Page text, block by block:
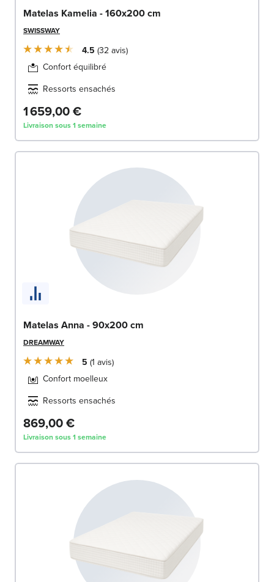
Matelas Kamelia - 160x200 cm
SWISSWAY
4.5 32avis
Confort équilibré
Ressorts ensachés
1 659,00 €
Livraison sous 1 semaine
Matelas Anna - 90x200 cm
DREAMWAY
5 1 avis
Confort moelleux
Ressorts ensachés
869,00 €
Livraison sous 1 semaine